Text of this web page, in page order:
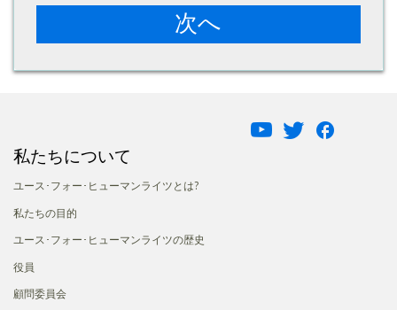
次へ
私たちについて
ユース･フォー･ヒューマンライツとは?
私たちの目的
ユース･フォー･ヒューマンライツの歴史
役員
顧問委員会